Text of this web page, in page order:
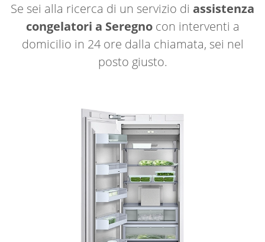
Se sei alla ricerca di un servizio di assistenza
congelatori a Seregnocon interventi a
domicilio in 24 ore dalla chiamata, sei nel
posto giusto.